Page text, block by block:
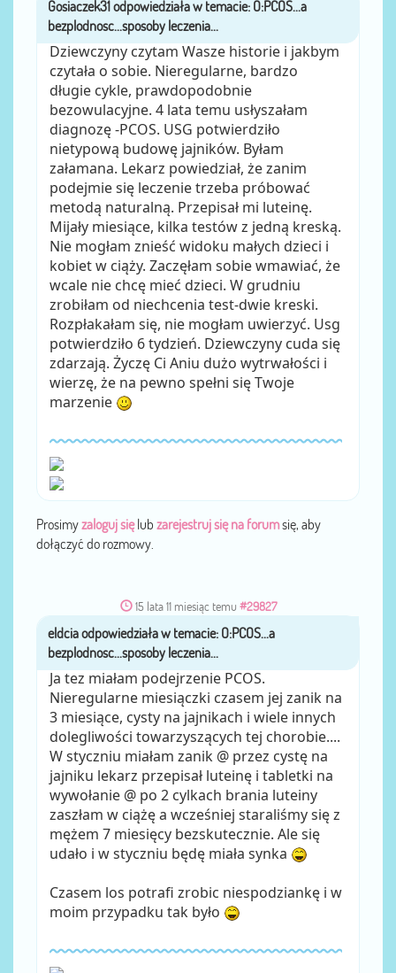
Dziewczyny czytam Wasze historie i jakbym
czytała o sobie. Nieregularne, bardzo
długie cykle, prawdopodobnie
bezowulacyjne. 4 lata temu usłyszałam
diagnozę -PCOS. USG potwierdziło
nietypową budowę jajników. Byłam
załamana. Lekarz powiedział, że zanim
podejmie się leczenie trzeba próbować
metodą naturalną. Przepisał mi luteinę.
Mijały miesiące, kilka testów z jedną kreską.
Nie mogłam znieść widoku małych dzieci i
kobiet w ciąży. Zaczęłam sobie wmawiać, że
wcale nie chcę mieć dzieci. W grudniu
zrobiłam od niechcenia test-dwie kreski.
Rozpłakałam się, nie mogłam uwierzyć. Usg
potwierdziło 6 tydzień. Dziewczyny cuda się
zdarzają. Życzę Ci Aniu dużo wytrwałości i
wierzę, że na pewno spełni się Twoje
marzenie
Prosimyzaloguj sięlub zarejestruj się na forumsię, aby
dołączyć do rozmowy.
15 lata 11 miesiąc temu #29827
przezeldcia
Ja tez miałam podejrzenie PCOS.
Nieregularne miesiączki czasem jej zanik na
3 miesiące, cysty na jajnikach i wiele innych
dolegliwości towarzyszących tej chorobie....
W styczniu miałam zanik @ przez cystę na
jajniku lekarz przepisał luteinę i tabletki na
wywołanie @ po 2 cylkach brania luteiny
zaszłam w ciążę a wcześniej staraliśmy się z
mężem 7 miesięcy bezskutecznie. Ale się
udało i w styczniu będę miała synka
Czasem los potrafi zrobic niespodziankę i w
moim przypadku tak było